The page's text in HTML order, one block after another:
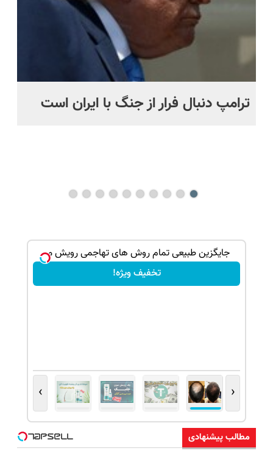
ترامپ دنبال فرار از جنگ با ایران است
جایگزین طبیعی تمام روش های تهاجمی رویش مو
تخفیف ویژه!
‹
›
مطالب پیشنهادی